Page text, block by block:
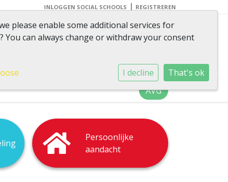
INLOGGEN SOCIAL SCHOOLS | REGISTREREN
omvang, volop in
beweging
AVG
Persoonlijke
aandacht
please enable some additional services for
? You can always change or withdraw your consent
I decline That's ok